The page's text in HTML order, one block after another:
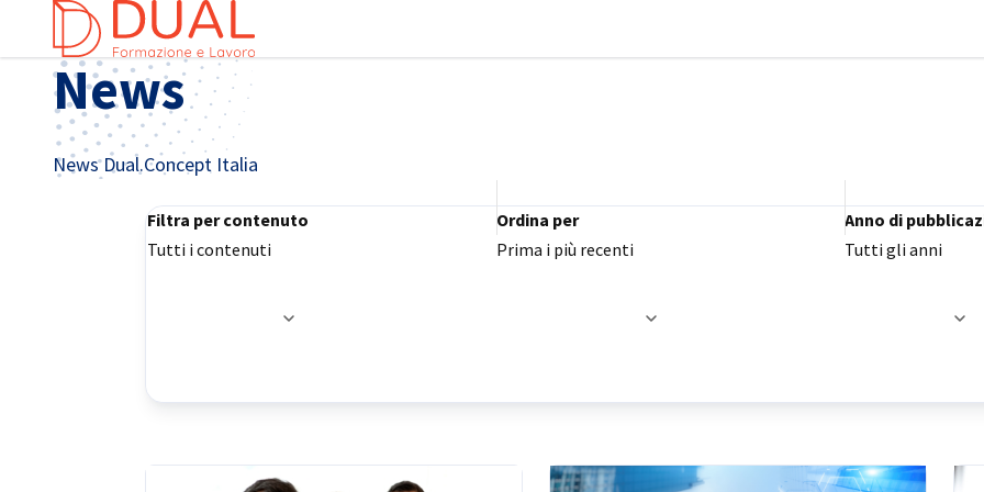
News
News Dual.Concept Italia
Opzioni di filtraggio aggiornate con successo
Filtra per contenuto
Tutti i contenuti
Ordina per
Prima i più recenti
Anno di
Tutti gli anni